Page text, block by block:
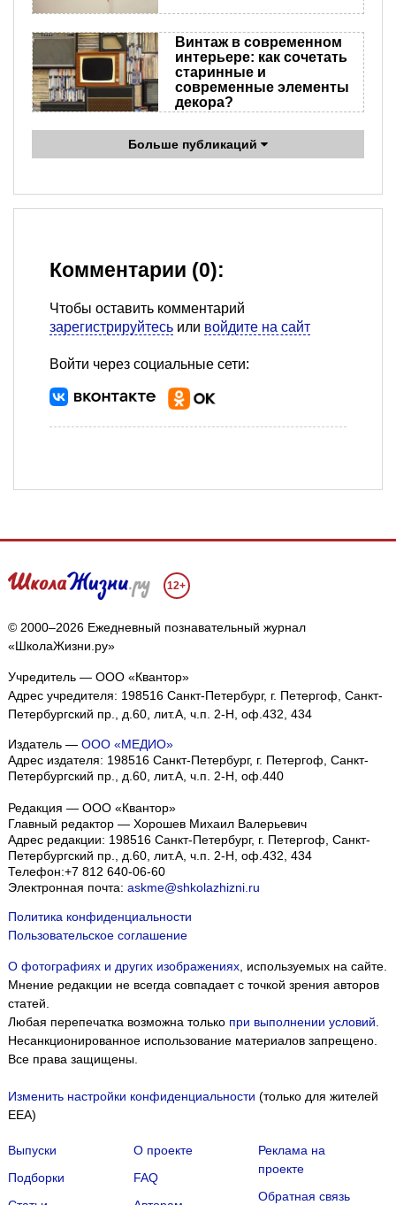
Винтаж в современном
интерьере: как сочетать
старинные и
современные элементы
декора?
Больше публикаций
Комментарии (0):
Чтобы оставить комментарий
зарегистрируйтесь или войдите на сайт
Войти через социальные сети:
12+
© 2000–2026 Ежедневный познавательный журнал
«ШколаЖизни.ру»
Учредитель — ООО «Квантор»
Адрес учредителя: 198516 Санкт-Петербург, г. Петергоф, Санкт-
Петербургский пр., д.60, лит.А, ч.п. 2-Н, оф.432, 434
Издатель — ООО «МЕДИО»
Адрес издателя: 198516 Санкт-Петербург, г. Петергоф, Санкт-
Петербургский пр., д.60, лит.А, ч.п. 2-Н, оф.440
Редакция — ООО «Квантор»
Главный редактор — Хорошев Михаил Валерьевич
Адрес редакции: 198516 Санкт-Петербург, г. Петергоф, Санкт-
Петербургский пр., д.60, лит.А, ч.п. 2-Н, оф.432, 434
Телефон:+7 812 640-06-60
Электронная почта: askme@shkolazhizni.ru
Политика конфиденциальности
Пользовательское соглашение
О фотографиях и других изображениях, используемых на сайте.
Мнение редакции не всегда совпадает с точкой зрения авторов
статей.
Любая перепечатка возможна только при выполнении условий.
Несанкционированное использование материалов запрещено.
Все права защищены.
Изменить настройки конфиденциальности (только для жителей
EEA)
Выпуски
Подборки
О проекте
FAQ
Реклама на
проекте
Обратная связь